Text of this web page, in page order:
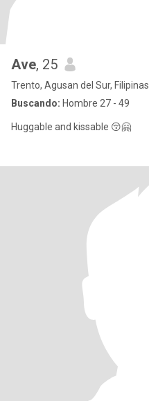
Ave, 25
Trento, Agusan del Sur, Filipinas
Buscando: Hombre 27 - 49
Huggable and kissable 😚🤗